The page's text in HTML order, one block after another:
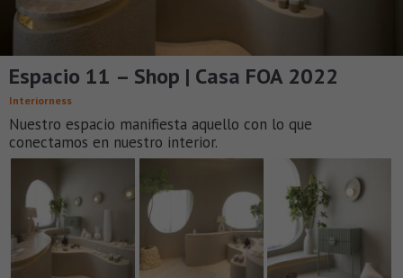
Espacio 11 – Shop | Casa FOA 2022
Interiorness
Nuestro espacio manifiesta aquello con lo que
conectamos en nuestro interior.